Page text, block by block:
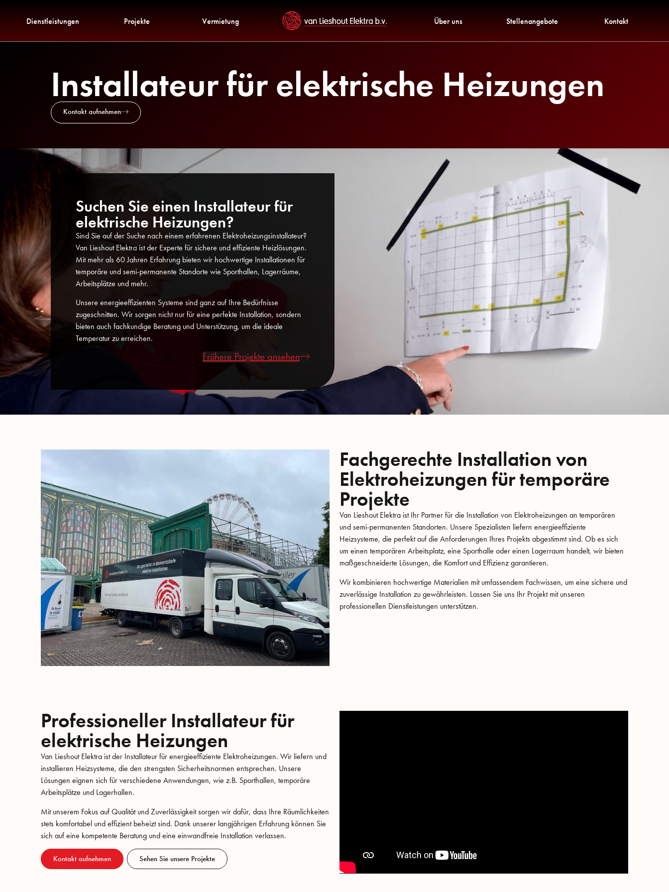
Dienstleistungen Projekte Vermietung Über uns Stellenangebote Kontakt
Installateur für elektrische Heizungen
Kontakt aufnehmen
Suchen Sie einen Installateur für
elektrische Heizungen?
Sind Sie auf der Suche nach einem erfahrenen Elektroheizungsinstallateur?
Van Lieshout Elektra ist der Experte für sichere und effiziente Heizlösungen.
Mit mehr als 60 Jahren Erfahrung bieten wir hochwertige Installationen für
temporäre und semi-permanente Standorte wie Sporthallen, Lagerräume,
Arbeitsplätze und mehr.
Unsere energieeffizienten Systeme sind ganz auf Ihre Bedürfnisse
zugeschnitten. Wir sorgen nicht nur für eine perfekte Installation, sondern
bieten auch fachkundige Beratung und Unterstützung, um die ideale
Temperatur zu erreichen.
Frühere Projekte ansehen
Fachgerechte Installation von
Elektroheizungen für temporäre
Projekte
Van Lieshout Elektra ist Ihr Partner für die Installation von Elektroheizungen an temporären
und semi-permanenten Standorten. Unsere Spezialisten liefern energieeffiziente
Heizsysteme, die perfekt auf die Anforderungen Ihres Projekts abgestimmt sind. Ob es sich
um einen temporären Arbeitsplatz, eine Sporthalle oder einen Lagerraum handelt, wir bieten
maßgeschneiderte Lösungen, die Komfort und Effizienz garantieren.
Wir kombinieren hochwertige Materialien mit umfassendem Fachwissen, um eine sichere und
zuverlässige Installation zu gewährleisten. Lassen Sie uns Ihr Projekt mit unseren
professionellen Dienstleistungen unterstützen.
Professioneller Installateur für
elektrische Heizungen
Van Lieshout Elektra ist der Installateur für energieeffiziente Elektroheizungen. Wir liefern und
installieren Heizsysteme, die den strengsten Sicherheitsnormen entsprechen. Unsere
Lösungen eignen sich für verschiedene Anwendungen, wie z.B. Sporthallen, temporäre
Arbeitsplätze und Lagerhallen.
Mit unserem Fokus auf Qualität und Zuverlässigkeit sorgen wir dafür, dass Ihre Räumlichkeiten
stets komfortabel und effizient beheizt sind. Dank unserer langjährigen Erfahrung können Sie
sich auf eine kompetente Beratung und eine einwandfreie Installation verlassen.
Kontakt aufnehmen Sehen Sie unsere Projekte